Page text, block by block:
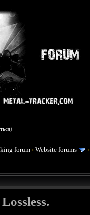
)
forum ›Website forums